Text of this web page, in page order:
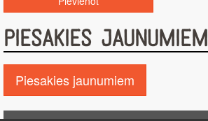
PIESAKIES JAUNUMIEM
Piesakies jaunumiem